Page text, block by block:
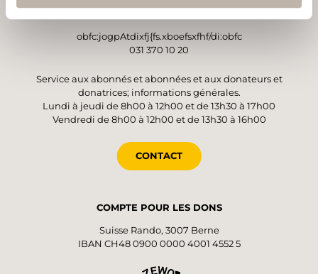
3007 Berne
obfc:jogpAtdixfj{fs.xboefsxfhf/di:obfc
031 370 10 20
Service aux abonnés et abonnées et aux donateurs et
donatrices; informations générales.
Lundi à jeudi de 8h00 à 12h00 et de 13h30 à 17h00
Vendredi de 8h00 à 12h00 et de 13h30 à 16h00
CONTACT
COMPTE POUR LES DONS
Suisse Rando, 3007 Berne
IBAN CH48 0900 0000 4001 4552 5